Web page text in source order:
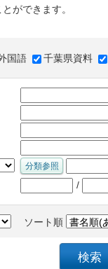
ができます。
国語 千葉県資料
/
ソート順